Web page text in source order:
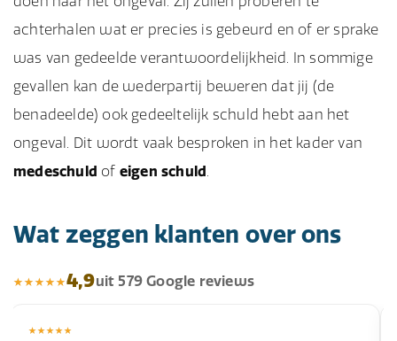
achterhalen wat er precies is gebeurd en of er sprake
was van gedeelde verantwoordelijkheid. In sommige
gevallen kan de wederpartij beweren dat jij (de
benadeelde) ook gedeeltelijk schuld hebt aan het
ongeval. Dit wordt vaak besproken in het kader van
medeschuld of eigen schuld.
Wat zeggen klanten over ons
4,9uit 579 Google reviews